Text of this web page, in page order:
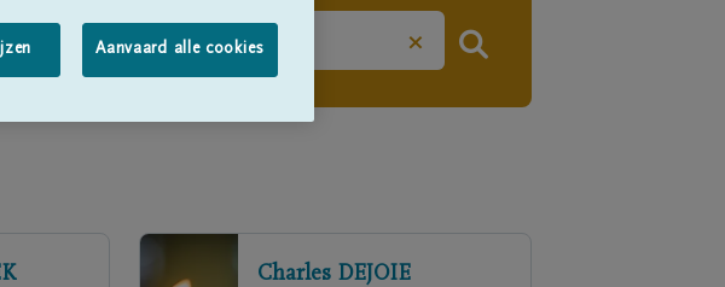
×
Charles DEJOIE
Aanvaard alle cookies